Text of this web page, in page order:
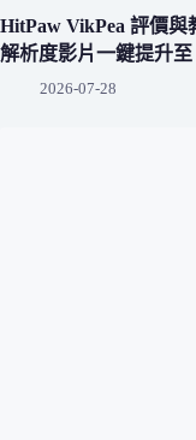
HitPaw VikPea 評價
解析度影片一鍵提升至
2026-07-28